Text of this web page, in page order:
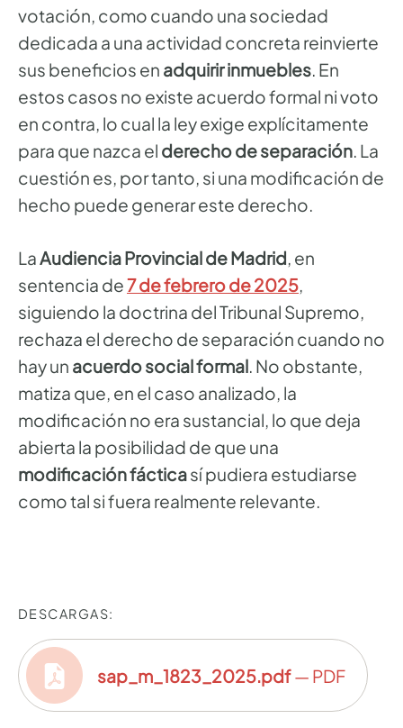
votación, como cuando una sociedad
dedicada a una actividad concreta reinvierte
sus beneficios en adquirir inmuebles. En
estos casos no existe acuerdo formal ni voto
en contra, lo cual la ley exige explícitamente
para que nazca el derecho de separación. La
cuestión es, por tanto, si una modificación de
hecho puede generar este derecho.
La Audiencia Provincial de Madrid , en
sentencia de7 de febrero de 2025
siguiendo la doctrina del Tribunal Supremo,
rechaza el derecho de separación cuando no
hay un acuerdo social formal . No obstante,
matiza que, en el caso analizado, la
modificación no era sustancial, lo que deja
abierta la posibilidad de que una
modificación fácticasí pudiera estudiarse
como tal si fuera realmente relevante.
DESCARGAS:
sap_m_1823_2025.pdf— PDF